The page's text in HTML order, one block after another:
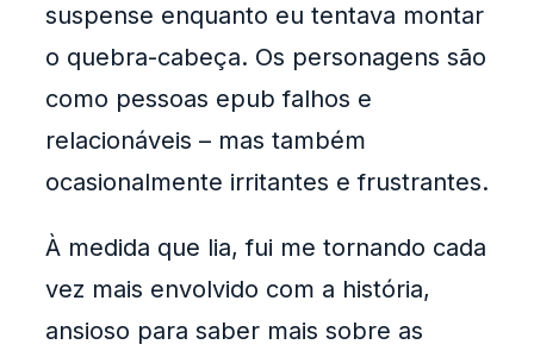
suspense enquanto eu tentava montar
o quebra-cabeça. Os personagens são
como pessoas epub falhos e
relacionáveis – mas também
ocasionalmente irritantes e frustrantes.
À medida que lia, fui me tornando cada
vez mais envolvido com a história,
ansioso para saber mais sobre as